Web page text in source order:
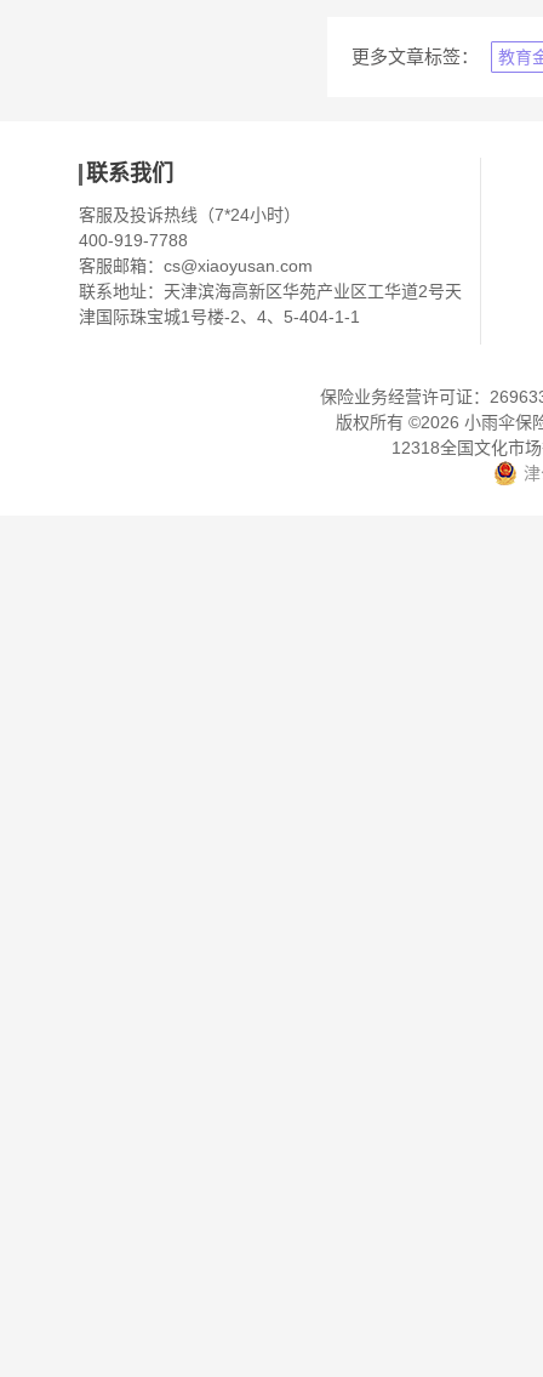
更多文章标签： 教育
联系我们
客服及投诉热线（7*24小时）
400-919-7788
客服邮箱： cs@xiaoyusan.com
联系地址：天津滨海高新区华苑产业区工华道2号天
津国际珠宝城1号楼-2、4、5-404-1-1
保险业务经营许可证：
版权所有 ©2026 小雨伞保
12318全国文化市